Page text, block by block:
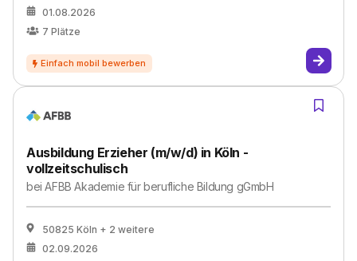
01.08.2026
7 Plätze
Ausbildung Erzieher (m/w/d) in Köln -
vollzeitschulisch
beiAFBB Akademie für berufliche Bildung gGmbH
50825 Köln + 2 weitere
02.09.2026